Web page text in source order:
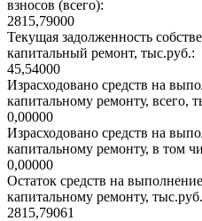
взносов (всего):
2815,79000
Текущая задолженность
капитальный ремонт, тыс.руб.:
45,54000
Израсходовано средств на
капитальному ремонту, всего,
0,00000
Израсходовано средств на
капитальному ремонту, в том
0,00000
Остаток средств на
капитальному ремонту,
2815,79061